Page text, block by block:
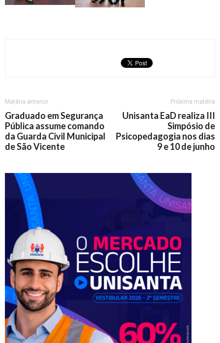
Matéria anterior
Graduado em Segurança
Pública assume comando
da Guarda Civil Municipal
de São Vicente
Próxima matéria
Unisanta EaD realiza III
Simpósio de
Psicopedagogia nos dias
9 e 10 de junho